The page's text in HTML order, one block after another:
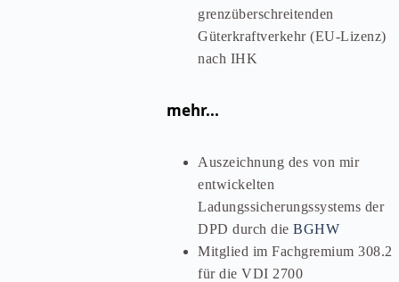
grenzüberschreitenden
Güterkraftverkehr (EU-Lizenz)
nach IHK
mehr...
Auszeichnung des von mir
entwickelten
Ladungssicherungssystems der
DPD durch die BGHW
Mitglied im Fachgremium 308.2
für die VDI 2700